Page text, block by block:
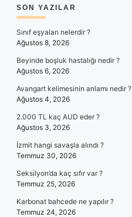
SIDEBAR
SON YAZILAR
Sınıf eşyaları nelerdir ?
Ağustos 8, 2026
Beyinde boşluk hastalığı nedir ?
Ağustos 6, 2026
Avangart kelimesinin anlamı nedir ?
Ağustos 4, 2026
2.000 TL kaç AUD eder ?
Ağustos 3, 2026
İzmit hangi savaşla alındı ?
Temmuz 30, 2026
Seksilyon’da kaç sıfır var ?
Temmuz 25, 2026
Karbonat bahcede ne yapılır ?
Temmuz 24, 2026